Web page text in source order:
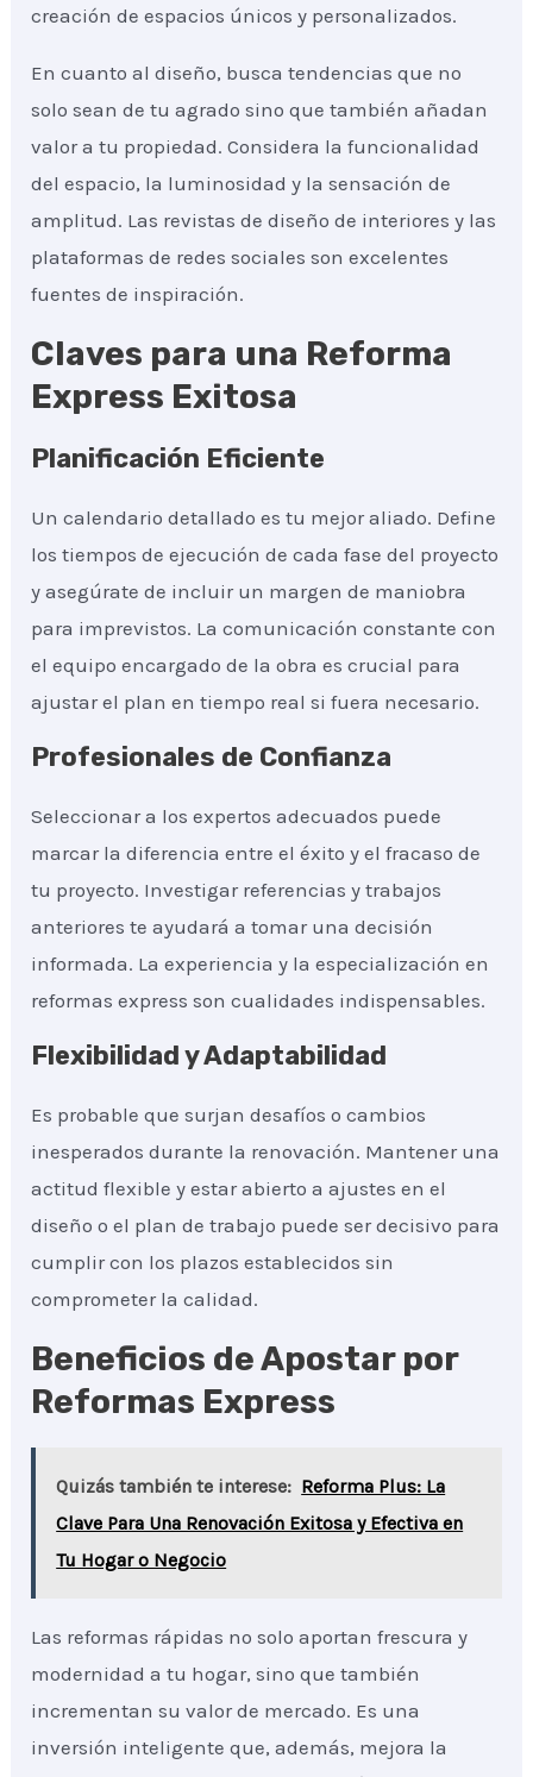
creación de espacios únicos y personalizados.
En cuanto al diseño, busca tendencias que no
solo sean de tu agrado sino que también añadan
valor a tu propiedad. Considera la funcionalidad
del espacio, la luminosidad y la sensación de
amplitud. Las revistas de diseño de interiores y las
plataformas de redes sociales son excelentes
fuentes de inspiración.
Claves para una Reforma
Express Exitosa
Planificación Eficiente
Un calendario detallado es tu mejor aliado. Define
los tiempos de ejecución de cada fase del proyecto
y asegúrate de incluir un margen de maniobra
para imprevistos. La comunicación constante con
el equipo encargado de la obra es crucial para
ajustar el plan en tiempo real si fuera necesario.
Profesionales de Confianza
Seleccionar a los expertos adecuados puede
marcar la diferencia entre el éxito y el fracaso de
tu proyecto. Investigar referencias y trabajos
anteriores te ayudará a tomar una decisión
informada. La experiencia y la especialización en
reformas express son cualidades indispensables.
Flexibilidad y Adaptabilidad
Es probable que surjan desafíos o cambios
inesperados durante la renovación. Mantener una
actitud flexible y estar abierto a ajustes en el
diseño o el plan de trabajo puede ser decisivo para
cumplir con los plazos establecidos sin
comprometer la calidad.
Beneficios de Apostar por
Reformas Express
Quizás también te interese: Reforma Plus: La
Clave Para Una Renovación Exitosa y Efectiva en
Tu Hogar o Negocio
Las reformas rápidas no solo aportan frescura y
modernidad a tu hogar, sino que también
incrementan su valor de mercado. Es una
inversión inteligente que, además, mejora la